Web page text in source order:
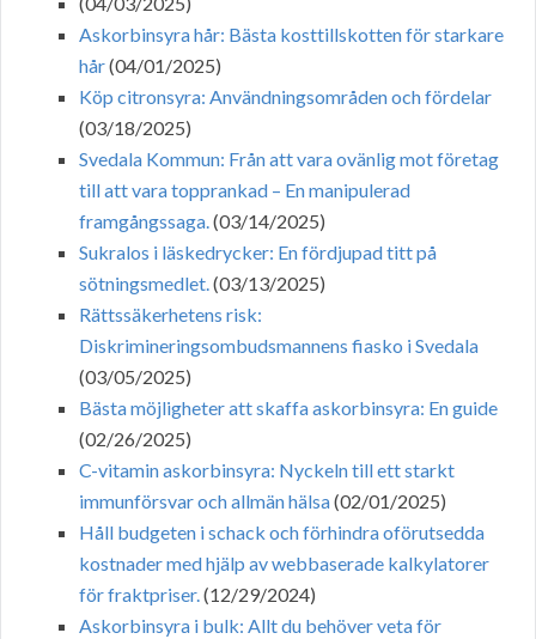
Askorbinsyra hår: Bästa kosttillskotten för starkare
hår(04/01/2025)
Köp citronsyra: Användningsområden och fördelar
(03/18/2025)
Svedala Kommun: Från att vara ovänlig mot företag
till att vara topprankad – En manipulerad
framgångssaga.(03/14/2025)
Sukralos i läskedrycker: En fördjupad titt på
sötningsmedlet.(03/13/2025)
Rättssäkerhetens risk:
Diskrimineringsombudsmannens fiasko i Svedala
(03/05/2025)
Bästa möjligheter att skaffa askorbinsyra: En guide
(02/26/2025)
C-vitamin askorbinsyra: Nyckeln till ett starkt
immunförsvar och allmän hälsa(02/01/2025)
Håll budgeten i schack och förhindra oförutsedda
kostnader med hjälp av webbaserade kalkylatorer
för fraktpriser.(12/29/2024)
Askorbinsyra i bulk: Allt du behöver veta för